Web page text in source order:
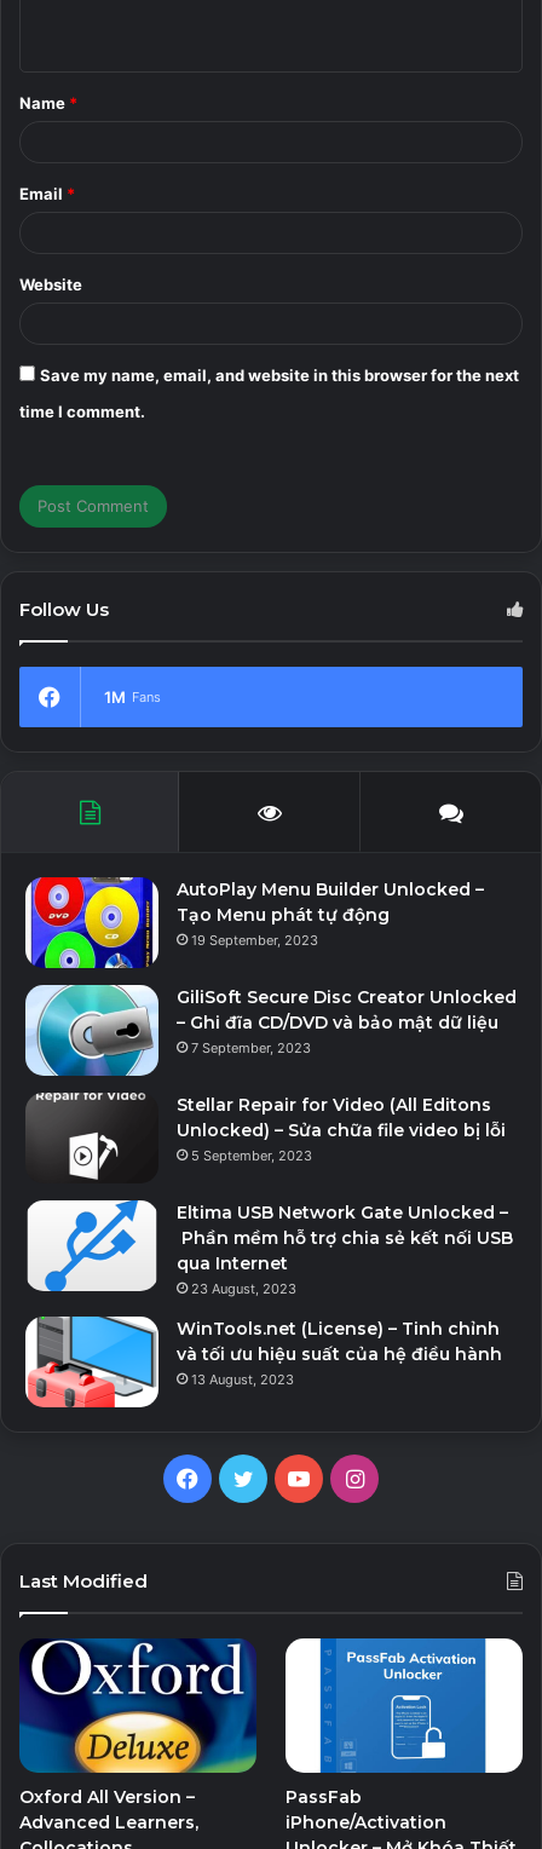
*
Name *
Email *
Website
Save my name, email, and website in this browser for the next
time I comment.
Follow Us
1M Fans
AutoPlay Menu Builder Unlocked –
Tạo Menu phát tự động
19 September, 2023
GiliSoft Secure Disc Creator Unlocked
– Ghi đĩa CD/DVD và bảo mật dữ liệu
7 September, 2023
Stellar Repair for Video (All Editons
Unlocked) – Sửa chữa file video bị lỗi
5 September, 2023
Eltima USB Network Gate Unlocked –
Phần mềm hỗ trợ chia sẻ kết nối USB
qua Internet
23 August, 2023
WinTools.net (License) – Tinh chỉnh
và tối ưu hiệu suất của hệ điều hành
13 August, 2023
Facebook
TwitterYouTubeInstagram
Last Modified
Oxford All Version –
Advanced Learners,
PassFab
iPhone/Activation